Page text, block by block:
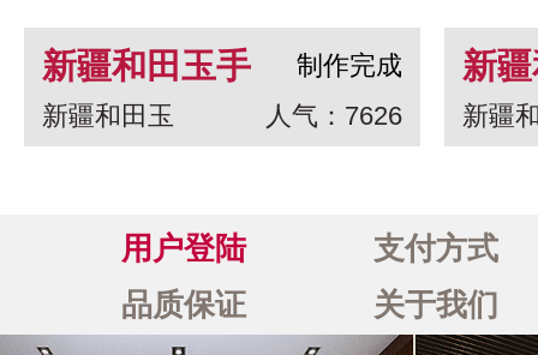
新疆和田玉手
串 龙生九子
制作完成
新疆和田玉
人气：7626
新
白
新疆
用户登陆
支付方式
品质保证
关于我们